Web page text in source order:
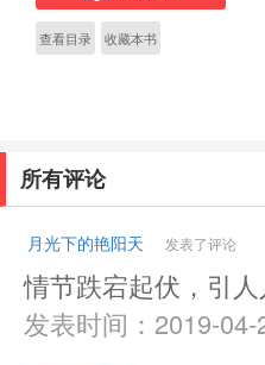
查看目录 收藏本书
所有评论
月光下的艳阳天 发表了评论
情节跌宕起伏，引
发表时间：2019-04-